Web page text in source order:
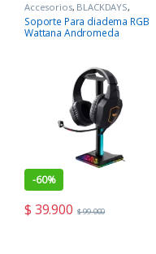
Accesorios, BLACKDAYS,
COMPONENTES , Periféricos
Soporte Para diadema RGB
Wattana Andromeda
-60%
$ 39.900 $99.000